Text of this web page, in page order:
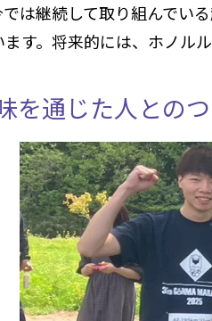
では継続して取り組んでい
ます。将来的には、ホノル
を通じた人との